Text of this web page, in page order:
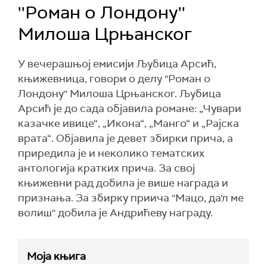
''Роман о Лондону''
Милоша Црњанског
У вечерашњој емисији Љубица Арсић,
књижевница, говори о делу ''Роман о
Лондону'' Милоша Црњанског. Љубица
Арсић је до сада објавила романе: „Чувари
казачке ивице“, „Икона“, „Манго“ и „Рајска
врата“. Објавила је девет збирки прича, а
приредила је и неколико тематских
антологија кратких прича. За свој
књижевни рад добила је више награда и
признања. За збирку приича ''Мацо, да'л ме
волиш'' добила је Андрићеву награду.
Моја књига